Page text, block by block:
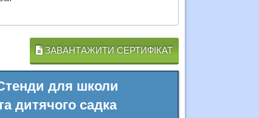
ЗАВАНТАЖИТИ СЕРТИФІКАТ
для школи
дитячого садка